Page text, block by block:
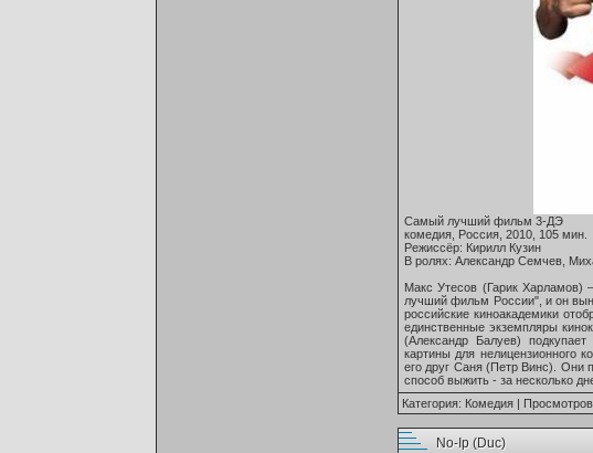
Самый лучший фильм 3-ДЭ
комедия, Россия, 2010, 105 мин.
Режиссёр: Кирилл Кузин
В ролях: Александр Семчев,
Макс Утесов (Гарик Харламов)
лучший фильм России", и он
российские киноакадемики
единственные экземпляры
(Александр Балуев)
картины для нелицензионного
его друг Саня (Петр Винс). Они
способ выжить - за несколько
Категория: Комедия |
No-Ip (Duc)